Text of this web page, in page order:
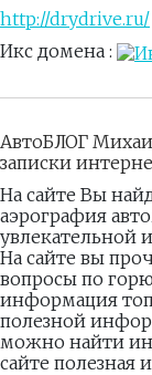
http://drydrive.ru/
Икс домена :
АвтоБЛОГ
записки
На сайте Вы
аэрография
увлекательной
На сайте вы
вопросы по
информация
полезной
можно найти
сайте